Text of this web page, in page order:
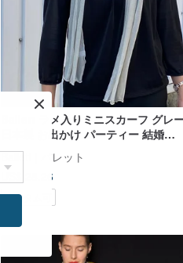
レディース 防寒 日焼け対策 ギフト
プレゼント
Ballett | バレット
US$ 28.26
カスタム可